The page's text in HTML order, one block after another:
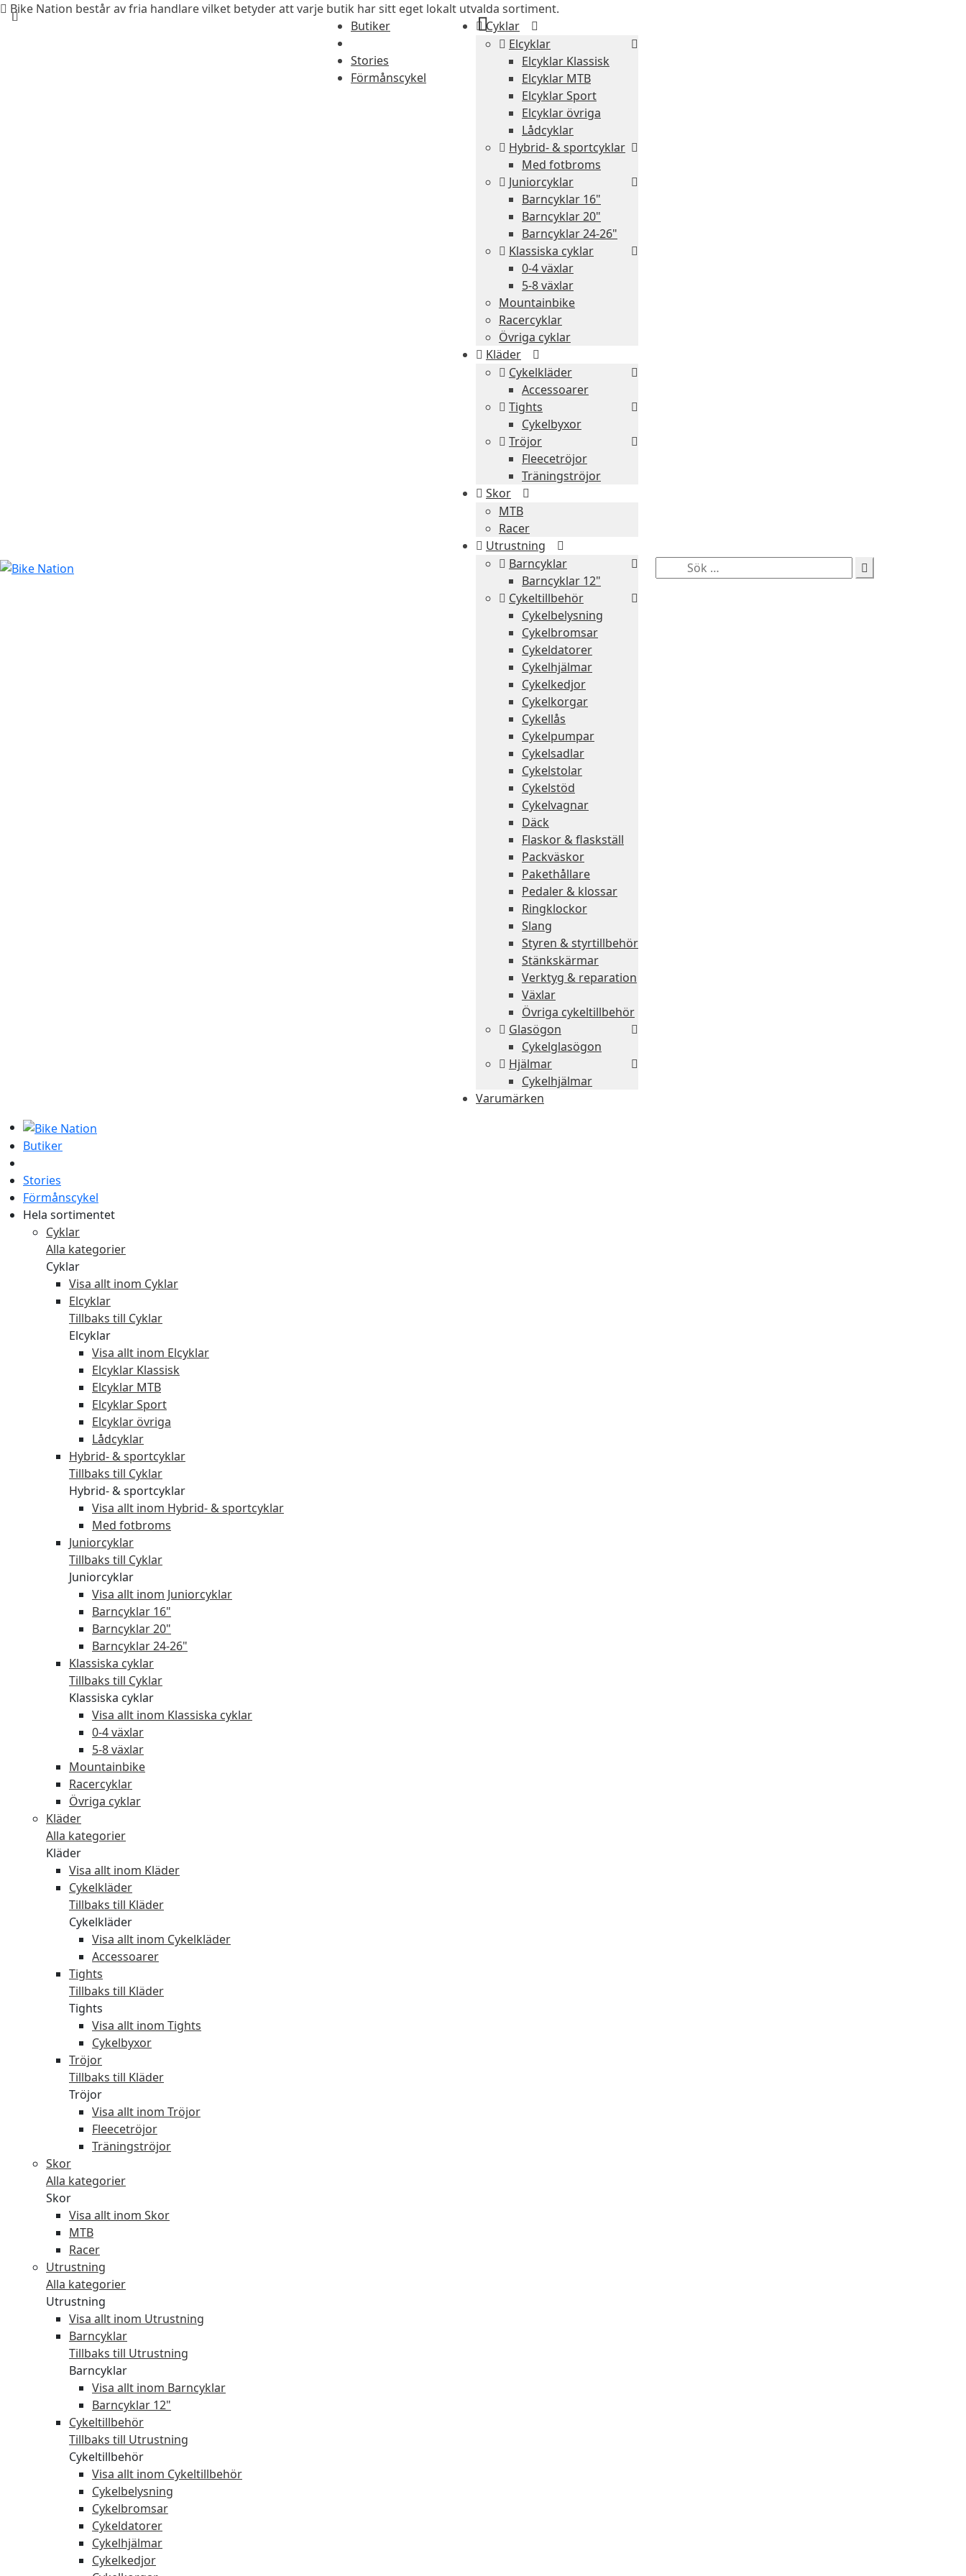
Bike Nation består av fria handlare vilket betyder att varje butik har sitt eget lokalt utvalda sortiment.
Butiker
Stories
Förmånscykel
Cyklar
Elcyklar
Elcyklar Klassisk
Elcyklar MTB
Elcyklar Sport
Elcyklar övriga
Lådcyklar
Hybrid- & sportcyklar
Med fotbroms
Juniorcyklar
Barncyklar 16"
Barncyklar 20"
Barncyklar 24-26"
Klassiska cyklar
0-4 växlar
5-8 växlar
Mountainbike
Racercyklar
Övriga cyklar
Kläder
Cykelkläder
Accessoarer
Tights
Cykelbyxor
Tröjor
Fleecetröjor
Träningströjor
Skor
MTB
Racer
Utrustning
Barncyklar
Barncyklar 12"
Cykeltillbehör
Cykelbelysning
Cykelbromsar
Cykeldatorer
Cykelhjälmar
Cykelkedjor
Cykelkorgar
Cykellås
Cykelpumpar
Cykelsadlar
Cykelstolar
Cykelstöd
Cykelvagnar
Däck
Flaskor & flaskställ
Packväskor
Pakethållare
Pedaler & klossar
Ringklockor
Slang
Styren & styrtillbehör
Stänkskärmar
Verktyg & reparation
Växlar
Övriga cykeltillbehör
Glasögon
Cykelglasögon
Hjälmar
Cykelhjälmar
Varumärken
efter:
Butiker
Stories
Förmånscykel
Hela sortimentet
Cyklar
Alla kategorier
Cyklar
Visa allt inom Cyklar
Elcyklar
Tillbaks till Cyklar
Elcyklar
Visa allt inom Elcyklar
Elcyklar Klassisk
Elcyklar MTB
Elcyklar Sport
Elcyklar övriga
Lådcyklar
Hybrid- & sportcyklar
Tillbaks till Cyklar
Hybrid- & sportcyklar
Visa allt inom Hybrid- & sportcyklar
Med fotbroms
Juniorcyklar
Tillbaks till Cyklar
Juniorcyklar
Visa allt inom Juniorcyklar
Barncyklar 16"
Barncyklar 20"
Barncyklar 24-26"
Klassiska cyklar
Tillbaks till Cyklar
Klassiska cyklar
Visa allt inom Klassiska cyklar
0-4 växlar
5-8 växlar
Mountainbike
Racercyklar
Övriga cyklar
Kläder
Alla kategorier
Kläder
Visa allt inom Kläder
Cykelkläder
Tillbaks till Kläder
Cykelkläder
Visa allt inom Cykelkläder
Accessoarer
Tights
Tillbaks till Kläder
Tights
Visa allt inom Tights
Cykelbyxor
Tröjor
Tillbaks till Kläder
Tröjor
Visa allt inom Tröjor
Fleecetröjor
Träningströjor
Skor
Alla kategorier
Skor
Visa allt inom Skor
MTB
Racer
Utrustning
Alla kategorier
Utrustning
Visa allt inom Utrustning
Barncyklar
Tillbaks till Utrustning
Barncyklar
Visa allt inom Barncyklar
Barncyklar 12"
Cykeltillbehör
Tillbaks till Utrustning
Cykeltillbehör
Visa allt inom Cykeltillbehör
Cykelbelysning
Cykelbromsar
Cykeldatorer
Cykelhjälmar
Cykelkedjor